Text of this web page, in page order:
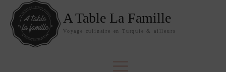
A Table La Famille
Voyage culinaire en Turquie & ailleurs